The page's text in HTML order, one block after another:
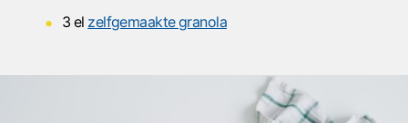
3 el zelfgemaakte granola